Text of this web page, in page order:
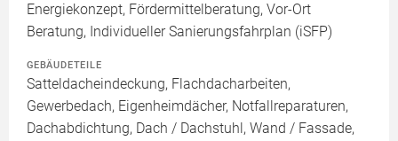
Energiekonzept, Fördermittelberatung, Vor-Ort
Beratung, Individueller Sanierungsfahrplan (iSFP)
GEBÄUDETEILE
Satteldacheindeckung, Flachdacharbeiten,
Gewerbedach, Eigenheimdächer, Notfallreparaturen,
Dachabdichtung, Dach / Dachstuhl, Wand / Fassade,